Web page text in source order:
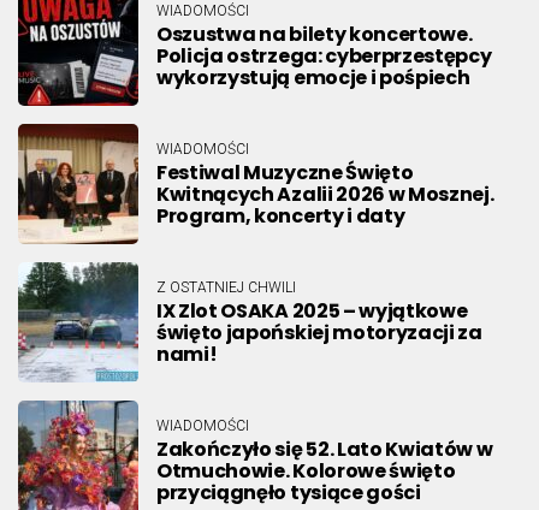
WIADOMOŚCI
Oszustwa na bilety koncertowe.
Policja ostrzega: cyberprzestępcy
wykorzystują emocje i pośpiech
WIADOMOŚCI
Festiwal Muzyczne Święto
Kwitnących Azalii 2026 w Mosznej.
Program, koncerty i daty
Z OSTATNIEJ CHWILI
IX Zlot OSAKA 2025 – wyjątkowe
święto japońskiej motoryzacji za
nami!
WIADOMOŚCI
Zakończyło się 52. Lato Kwiatów w
Otmuchowie. Kolorowe święto
przyciągnęło tysiące gości